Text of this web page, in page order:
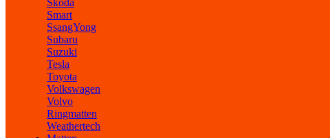
Skoda
Smart
SsangYong
Subaru
Suzuki
Tesla
Toyota
Volkswagen
Volvo
Ringmatten
Weathertech